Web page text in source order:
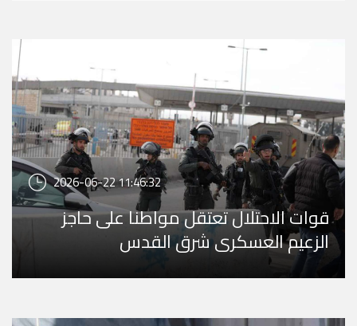
2026-06-22 11:46:32
قوات الاحتلال تعتقل مواطنا على حاجز
الزعيم العسكري شرق القدس